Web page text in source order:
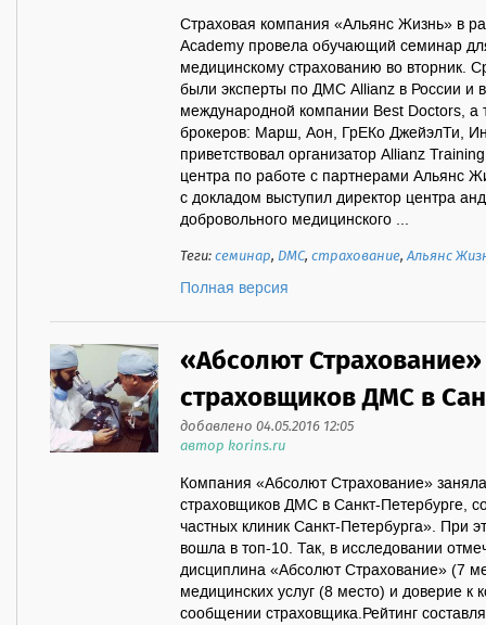
Страховая компания «Альянс Жизнь» в
Academy провела обучающий семинар
медицинскому страхованию во вторник.
были эксперты по ДМС Allianz в России и
международной компании Best Doctors, а
брокеров: Марш, Аон, ГрЕКо ДжейэлТи,
приветствовал организатор Allianz
центра по работе с партнерами Альянс
с докладом выступил директор центра
добровольного медицинского ...
Теги:семинар, ДМС,страхование,Альянс
Полная версия
«Абсолют
страховщиков ДМС в
добавлено 04.05.2016 12:05
автор korins.ru
Компания «Абсолют Страхование»
страховщиков ДМС в Санкт-Петербурге,
частных клиник Санкт-Петербурга». При
вошла в топ-10. Так, в исследовании
дисциплина «Абсолют Страхование» (7
медицинских услуг (8 место) и доверие к
сообщении страховщика.Рейтинг